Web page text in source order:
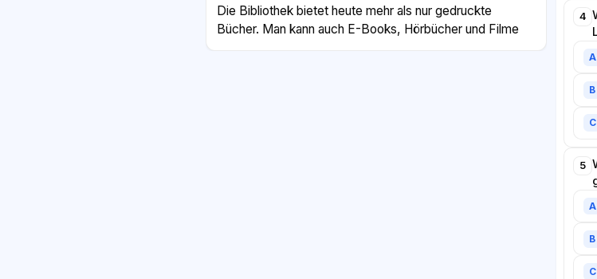
Die Bibliothek bietet heute mehr als nur gedruckte
Bücher. Man kann auch E-Books, Hörbücher und Filme
4
A
B
C
5
A
B
C